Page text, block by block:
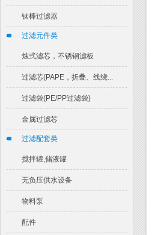
钛棒过滤器
过滤元件类
烛式滤芯，不锈钢滤板
过滤芯(PAPE，折叠、线绕...
过滤袋(PE/PP过滤袋)
金属过滤芯
过滤配套类
搅拌罐,储液罐
无负压供水设备
物料泵
配件